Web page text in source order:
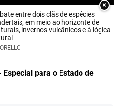
×
entre dois clãs de espécies
em meio ao horizonte de
invernos vulcânicos e à lógica
para o Estado de